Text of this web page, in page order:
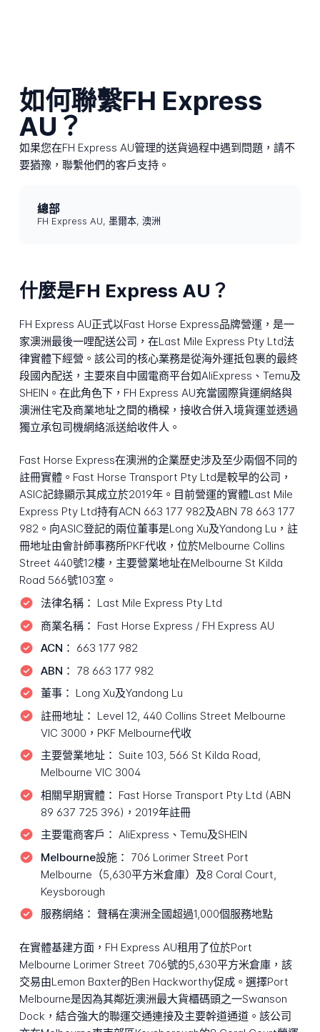
如何聯繫FH Express
AU？
如果您在FH Express AU管理的送貨過程中遇到問題，請不
要猶豫，聯繫他們的客戶支持。
總部
FH Express AU, 墨爾本, 澳洲
什麼是FH Express AU？
FH Express AU正式以Fast Horse Express品牌營運，是一
家澳洲最後一哩配送公司，在Last Mile Express Pty Ltd法
律實體下經營。該公司的核心業務是從海外運抵包裹的最終
段國內配送，主要來自中國電商平台如AliExpress、Temu及
SHEIN。在此角色下，FH Express AU充當國際貨運網絡與
澳洲住宅及商業地址之間的橋樑，接收合併入境貨運並透過
獨立承包司機網絡派送給收件人。
Fast Horse Express在澳洲的企業歷史涉及至少兩個不同的
註冊實體。Fast Horse Transport Pty Ltd是較早的公司，
ASIC記錄顯示其成立於2019年。目前營運的實體Last Mile
Express Pty Ltd持有ACN 663 177 982及ABN 78 663 177
982。向ASIC登記的兩位董事是Long Xu及Yandong Lu，註
冊地址由會計師事務所PKF代收，位於Melbourne Collins
Street 440號12樓，主要營業地址在Melbourne St Kilda
Road 566號103室。
法律名稱： Last Mile Express Pty Ltd
商業名稱： Fast Horse Express / FH Express AU
ACN： 663 177 982
ABN： 78 663 177 982
董事： Long Xu及Yandong Lu
註冊地址： Level 12, 440 Collins Street Melbourne
VIC 3000，PKF Melbourne代收
主要營業地址： Suite 103, 566 St Kilda Road,
Melbourne VIC 3004
相關早期實體： Fast Horse Transport Pty Ltd (ABN
89 637 725 396)，2019年註冊
主要電商客戶： AliExpress、Temu及SHEIN
Melbourne設施： 706 Lorimer Street Port
Melbourne（5,630平方米倉庫）及8 Coral Court,
Keysborough
服務網絡： 聲稱在澳洲全國超過1,000個服務地點
在實體基建方面，FH Express AU租用了位於Port
Melbourne Lorimer Street 706號的5,630平方米倉庫，該
交易由Lemon Baxter的Ben Hackworthy促成。選擇Port
Melbourne是因為其鄰近澳洲最大貨櫃碼頭之一Swanson
Dock，結合強大的聯運交通連接及主要幹道通道。該公司